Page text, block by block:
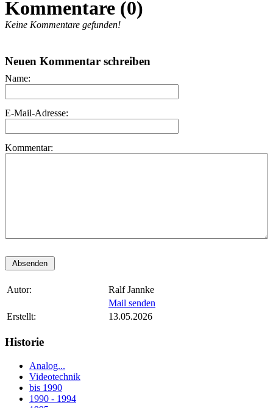
Kommentare (0)
Keine Kommentare gefunden!
Neuen Kommentar schreiben
Name:
E-Mail-Adresse:
Kommentar:
Autor:
Ralf Jannke
Mail senden
Erstellt:
13.05.2026
Historie
Analog...
Videotechnik
bis 1990
1990 - 1994